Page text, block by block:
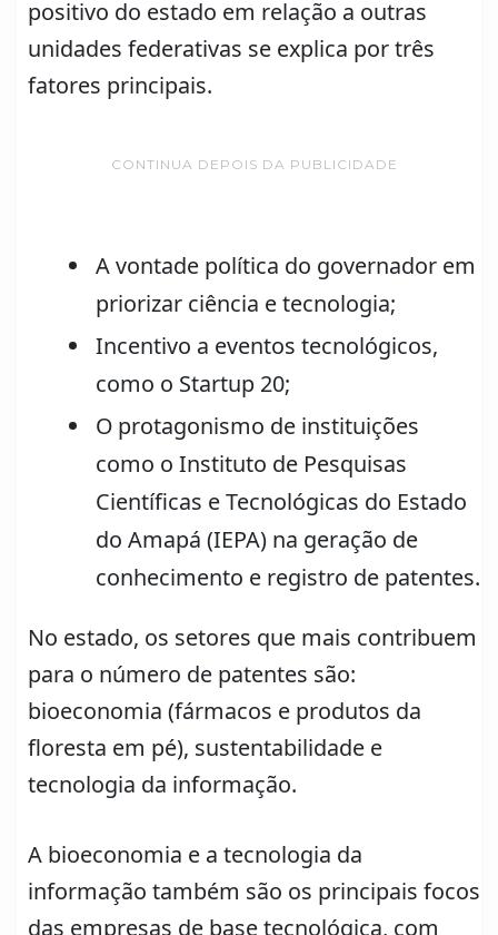
positivo do estado em relação a outras
unidades federativas se explica por três
fatores principais.
CONTINUA DEPOIS DA PUBLICIDADE
A vontade política do governador em
priorizar ciência e tecnologia;
Incentivo a eventos tecnológicos,
como o Startup 20;
O protagonismo de instituições
como o Instituto de Pesquisas
Científicas e Tecnológicas do Estado
do Amapá (IEPA) na geração de
conhecimento e registro de patentes.
No estado, os setores que mais contribuem
para o número de patentes são:
bioeconomia (fármacos e produtos da
floresta em pé), sustentabilidade e
tecnologia da informação.
A bioeconomia e a tecnologia da
informação também são os principais focos
das empresas de base tecnológica, com